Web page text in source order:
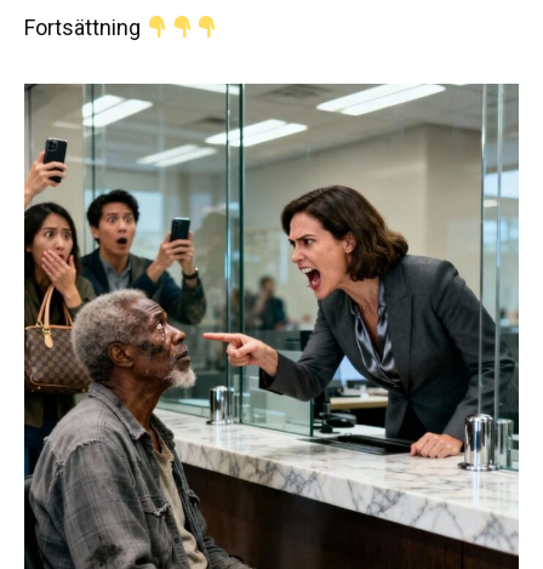
Fortsättning